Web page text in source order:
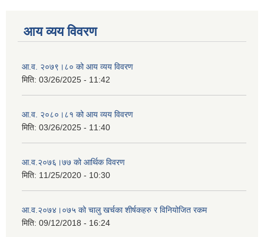
आय व्यय विवरण
आ.व. २०७९।८० को आय व्यय विवरण
मिति: 03/26/2025 - 11:42
आ.व. २०८०।८१ को आय व्यय विवरण
मिति: 03/26/2025 - 11:40
आ.व.२०७६।७७ को आर्थिक विवरण
मिति: 11/25/2020 - 10:30
आ.व.२०७४।०७५ को चालु खर्चका शीर्षकहरु र विनियोजित रकम
मिति: 09/12/2018 - 16:24